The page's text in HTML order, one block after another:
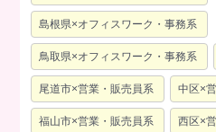
島根県×オフィスワーク・事務系
鳥取県×オフィスワーク・事務系
尾道市×営業・販売員系 中区×
福山市×営業・販売員系 西区×